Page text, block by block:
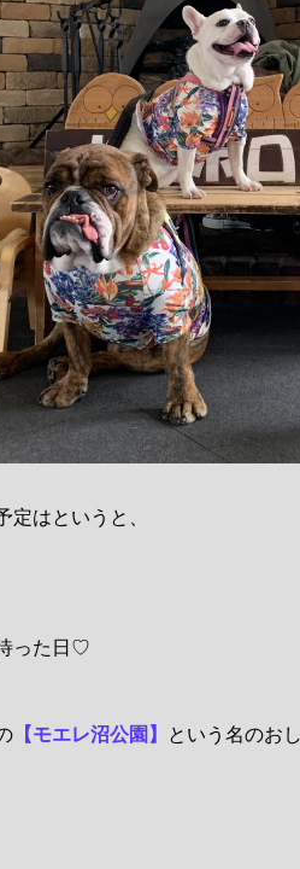
はというと、
った日♡
【モエレ沼公園】 という名のお